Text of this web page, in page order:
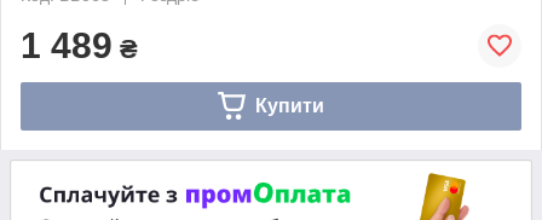
1 489 ₴
Купити